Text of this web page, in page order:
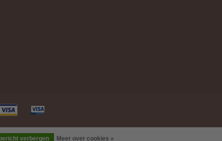
verbergen Meer over cookies »